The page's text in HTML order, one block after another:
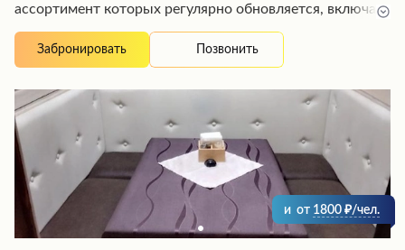
ассортимент которых регулярно обновляется, включая
персонал создает особую атмосферу, стремясь к
максимальному комфорту гостей. Помимо
удобной работы или отдыха. Эта уютная обстановка
идеально подходит как для деловых встреч, так и для
семейных посиделок.
Забронировать Позвонить
и от 1800 /чел.